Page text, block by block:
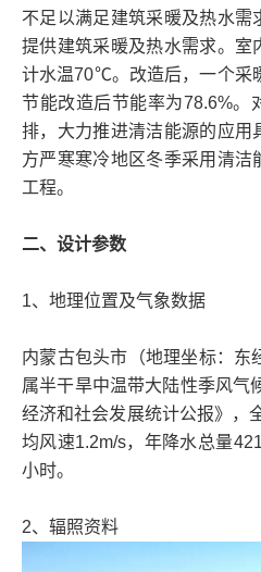
不足以满足建筑采暖及热水需
提供建筑采暖及热水需求。室
计水温70℃。改造后，一个采
节能改造后节能率为78.6%。
排，大力推进清洁能源的应用
方严寒寒冷地区冬季采用清洁
工程。
二、设计参数
1、地理位置及气象数据
内蒙古包头市（地理坐标：东
属半干旱中温带大陆性季风气
经济和社会发展统计公报》，
均风速1.2m/s，年降水总量
小时。
2、辐照资料